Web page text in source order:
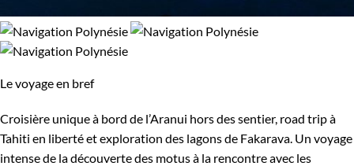
Le voyage en bref
Croisière unique à bord de l’Aranui hors des sentier, road trip à
Tahiti en liberté et exploration des lagons de Fakarava. Un voyage
intense de la découverte des motus à la rencontre avec les